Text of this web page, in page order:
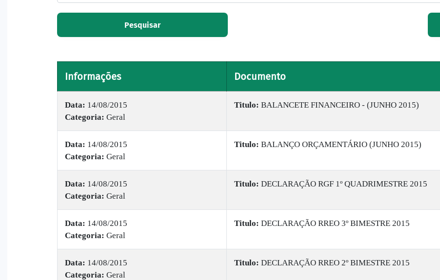
Pesquisar
Informações Documento
Data: 14/08/2015
Categoria: Geral
Titulo: BALANCETE FINANCEIRO - (JUNHO 2015)
Data: 14/08/2015
Categoria: Geral
Titulo: BALANÇO ORÇAMENTÁRIO (JUNHO 2015)
Data: 14/08/2015
Categoria: Geral
Titulo: DECLARAÇÃO RGF 1º QUADRIMESTRE 2015
Data: 14/08/2015
Categoria: Geral
Titulo: DECLARAÇÃO RREO 3º BIMESTRE 2015
Data: 14/08/2015
Categoria: Geral
Titulo: DECLARAÇÃO RREO 2º BIMESTRE 2015